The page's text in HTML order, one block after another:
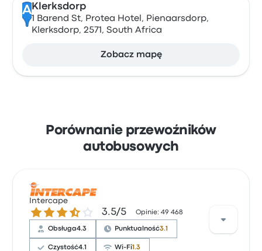
A Klerksdorp
1 Barend St, Protea Hotel, Pienaarsdorp,
Klerksdorp, 2571, South Africa
Zobacz mapę
Porównanie przewoźników
autobusowych
Intercape
3.5 gwiazdek w skali do 5
3.5/5 Opinie: 49 468
Obsługa4.3 Punktualność3.1
Czystość4.1 Wi-Fi1.3